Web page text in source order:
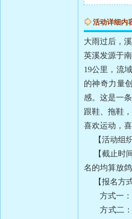
活动详细内
大雨过后，
英溪发源于
19公里，流
的神奇力量
感。这是一
跟鞋、拖鞋
喜欢运动，
【活动组
【截止时间
名的均算放
【报名方
方式一：
方式二：短